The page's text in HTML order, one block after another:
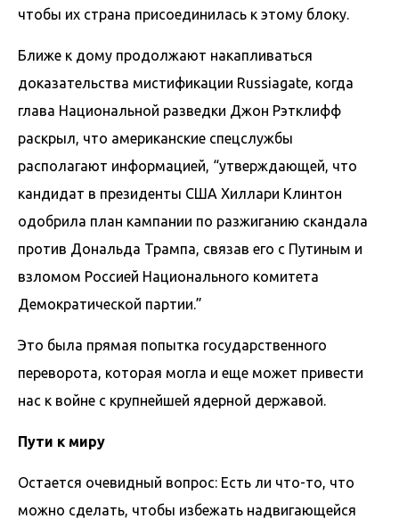
чтобы их страна присоединилась к этому блоку.
Ближе к дому продолжают накапливаться
доказательства мистификации Russiagate, когда
глава Национальной разведки Джон Рэтклифф
раскрыл, что американские спецслужбы
располагают информацией, “утверждающей, что
кандидат в президенты США Хиллари Клинтон
одобрила план кампании по разжиганию скандала
против Дональда Трампа, связав его с Путиным и
взломом Россией Национального комитета
Демократической партии.”
Это была прямая попытка государственного
переворота, которая могла и еще может привести
нас к войне с крупнейшей ядерной державой.
Пути к миру
Остается очевидный вопрос: Есть ли что-то, что
можно сделать, чтобы избежать надвигающейся